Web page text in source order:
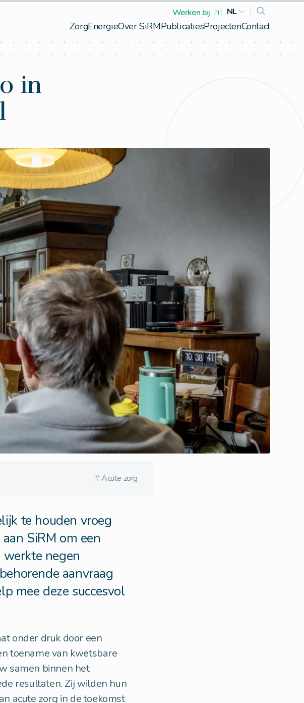
Werken bij | NL |
ZorgEnergieOver SiRMPublicatiesProjectenContact
in
#Acute zorg
te houden vroeg
SiRM om een
negen
aanvraag
mee deze succesvol
onder druk door een
toename van kwetsbare
samen binnen het
resultaten. Zij wilden hun
acute zorg in de toekomst